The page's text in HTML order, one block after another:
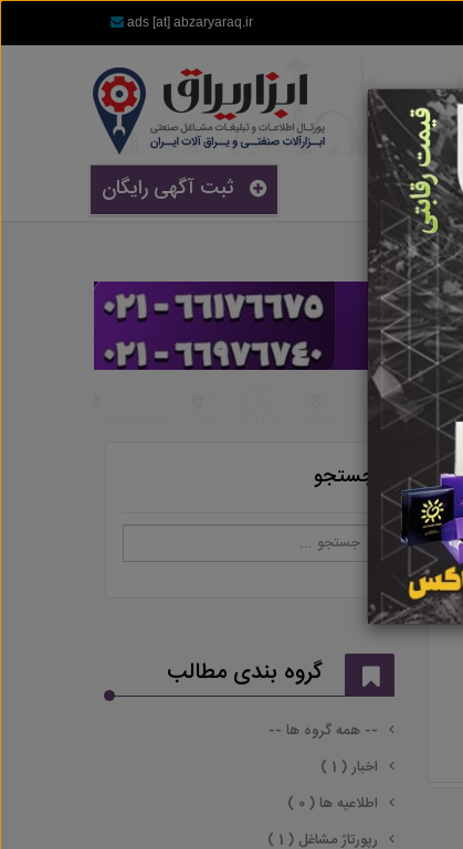
ads [at] abzaryaraq.ir
ثبت آگهی رایگان
جستجو
گروه بندی مطالب
-- همه گروه ها --
اخبار ( 1 )
اطلاعیه ها ( 0 )
رپورتاژ مشاغل ( 1 )